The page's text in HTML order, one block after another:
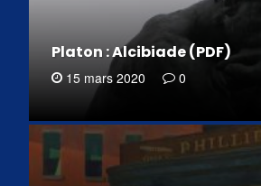
Platon : Alcibiade (PDF)
15 mars 2020 0